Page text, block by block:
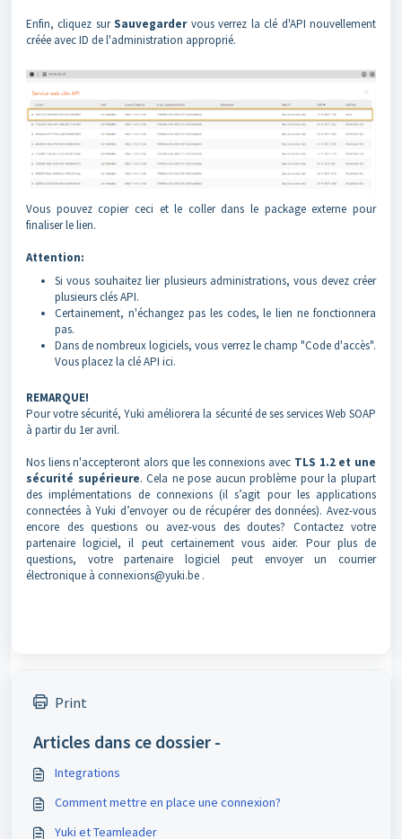
Enfin, cliquez surSauvegardervous verrez la clé d'API nouvellement
créée avec ID de l'administration approprié.
Vous pouvez copier ceci et le coller dans le package externe pour
finaliser le lien.
Attention:
Si vous souhaitez lier plusieurs administrations, vous devez créer
plusieurs clés API.
Certainement, n'échangez pas les codes, le lien ne fonctionnera
pas.
Dans de nombreux logiciels, vous verrez le champ "Code d'accès".
Vous placez la clé API ici.
REMARQUE!
Pour votre sécurité, Yuki améliorera la sécurité de ses services Web SOAP
à partir du 1er avril.
Nos liens n'accepteront alors que les connexions avec TLS 1.2 et une
sécurité supérieure. Cela ne pose aucun problème pour la plupart
des implémentations de connexions (il s’agit pour les applications
connectées à Yuki d’envoyer ou de récupérer des données). Avez-vous
encore des questions ou avez-vous des doutes? Contactez votre
partenaire logiciel, il peut certainement vous aider. Pour plus de
questions, votre partenaire logiciel peut envoyer un courrier
électronique à connexions@yuki.be .
Print
Articles dans ce dossier -
Integrations
Comment mettre en place une connexion?
Yuki et Teamleader